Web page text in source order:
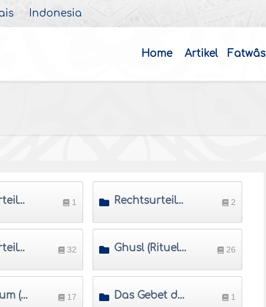
Indonesia
Home Artikel Fatwâs
Rechtsurteile über Gefäße 1 Rechtsurteile zum Verrichten der Notdurft 2
Rechtsurteile über Wudû' (Rituelle Waschung) 32 Ghusl (Rituelles Bad) 26
Tayammum (Rituelle Reinigung ohne Wasser) 17 Das Gebet dessen, der weder Wudu noch Tayammum vornehmen kann 1